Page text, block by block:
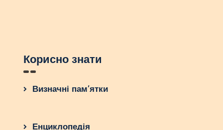
Корисно знати
Визначні пам’ятки
Енциклопедія